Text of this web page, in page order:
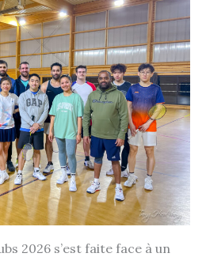
2026 s’est faite face à un